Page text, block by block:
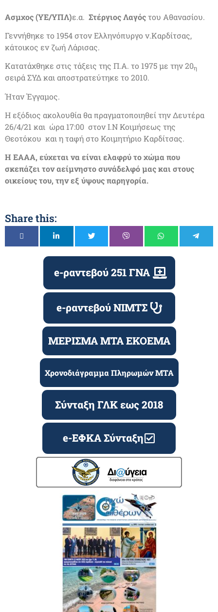
Ασμχος (ΥΕ/ΥΠΛ)ε.α. Στέργιος Λαγόςτου Αθανασίου.
Γεννήθηκε το 1954 στον Ελληνόπυργο ν.Καρδίτσας,
κάτοικος εν ζωή Λάρισας.
Κατατάχθηκε στις τάξεις της Π.Α. το 1975 με την 20η
σειρά ΣΥΔ και αποστρατεύτηκε το 2010.
Ήταν Έγγαμος.
Η εξόδιος ακολουθία θα πραγματοποιηθεί την Δευτέρα
26/4/21 και ώρα 17:00 στον Ι.Ν Κοιμήσεως της
Θεοτόκου και η ταφή στο Κοιμητήριο Καρδίτσας.
Η ΕΑΑΑ, εύχεται να είναι ελαφρύ το χώμα που
σκεπάζει τον αείμνηστο συνάδελφό μας και στους
οικείους του, την εξ ύψους παρηγορία.
Share this:
e-ραντεβού 251 ΓΝΑ
e-ραντεβού ΝΙΜΤΣ
ΜΕΡΙΣΜΑ ΜΤΑ ΕΚΟΕΜΑ
Χρονοδιάγραμμα Πληρωμών ΜΤΑ
Σύνταξη ΓΛΚ εως 2018
e-ΕΦΚΑ Σύνταξη